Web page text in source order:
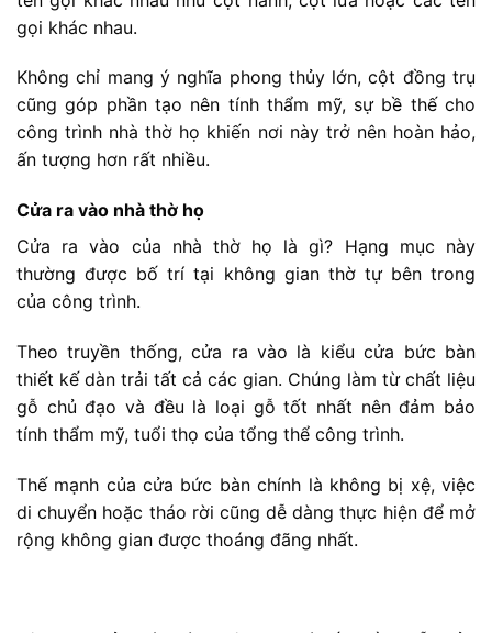
gọi khác nhau.
Không chỉ mang ý nghĩa phong thủy lớn, cột đồng trụ
cũng góp phần tạo nên tính thẩm mỹ, sự bề thế cho
công trình nhà thờ họ khiến nơi này trở nên hoàn hảo,
ấn tượng hơn rất nhiều.
Cửa ra vào nhà thờ họ
Cửa ra vào của nhà thờ họ là gì? Hạng mục này
thường được bố trí tại không gian thờ tự bên trong
của công trình.
Theo truyền thống, cửa ra vào là kiểu cửa bức bàn
thiết kế dàn trải tất cả các gian. Chúng làm từ chất liệu
gỗ chủ đạo và đều là loại gỗ tốt nhất nên đảm bảo
tính thẩm mỹ, tuổi thọ của tổng thể công trình.
Thế mạnh của cửa bức bàn chính là không bị xệ, việc
di chuyển hoặc tháo rời cũng dễ dàng thực hiện để mở
rộng không gian được thoáng đãng nhất.